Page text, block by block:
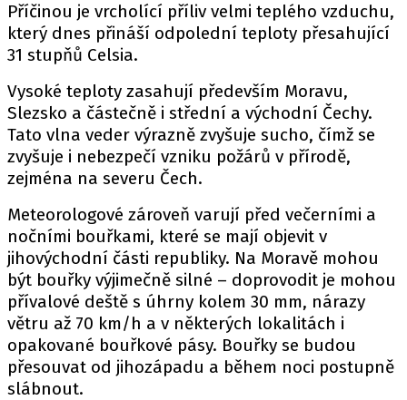
Příčinou je vrcholící příliv velmi teplého vzduchu,
který dnes přináší odpolední teploty přesahující
31 stupňů Celsia.
Vysoké teploty zasahují především Moravu,
Slezsko a částečně i střední a východní Čechy.
Tato vlna veder výrazně zvyšuje sucho, čímž se
zvyšuje i nebezpečí vzniku požárů v přírodě,
zejména na severu Čech.
Meteorologové zároveň varují před večerními a
nočními bouřkami, které se mají objevit v
jihovýchodní části republiky. Na Moravě mohou
být bouřky výjimečně silné – doprovodit je mohou
přívalové deště s úhrny kolem 30 mm, nárazy
větru až 70 km/h a v některých lokalitách i
opakované bouřkové pásy. Bouřky se budou
přesouvat od jihozápadu a během noci postupně
slábnout.